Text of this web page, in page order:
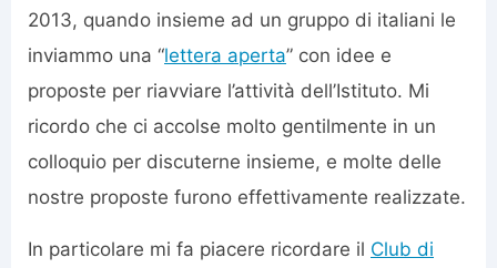
2013, quando insieme ad un gruppo di italiani le
inviammo una “lettera aperta” con idee e
proposte per riavviare l’attività dell’Istituto. Mi
ricordo che ci accolse molto gentilmente in un
colloquio per discuterne insieme, e molte delle
nostre proposte furono effettivamente realizzate.
In particolare mi fa piacere ricordare il Club di